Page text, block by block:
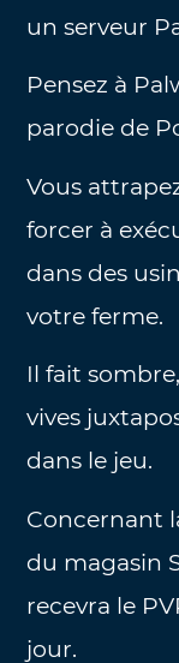
un serveur
Pensez à
parodie de
Vous
forcer à
dans des
votre ferme.
Il fait
vives
dans le jeu.
Concernant
du magasin
recevra le
jour.